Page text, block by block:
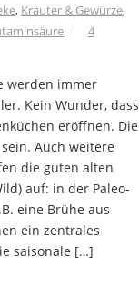
, Kräuter & Gewürze,
4
werden immer
Kein Wunder, dass
eröffnen. Die
Auch weitere
die guten alten
auf: in der Paleo-
eine Brühe aus
ein zentrales
saisonale […]